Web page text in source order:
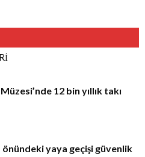
12 bin yıllık takı
önündeki yaya geçişi güvenlik